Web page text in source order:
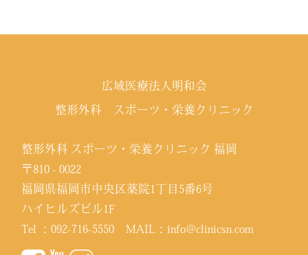
広域医療法人明和会
整形外科 スポーツ・栄養クリニック
整形外科 スポーツ・栄養クリニック 福岡
〒810 - 0022
福岡県福岡市中央区薬院1丁目5番6号
ハイヒルズビル1F
Tel ：092-716-5550 MAIL：info@clinicsn.com